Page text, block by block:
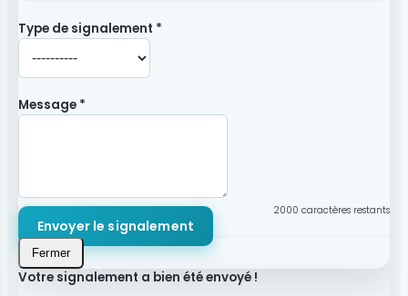
Type de signalement *
Message *
2000 caractères restants
Envoyer le signalement
Fermer
Votre signalement a bien été envoyé !